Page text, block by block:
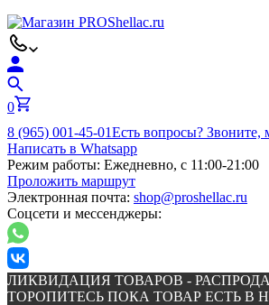
0
8 (965) 001-45-01Есть вопросы?
Написать в Whatsapp
Режим работы: Ежедневно, с 11:00-21:00
Проложить маршрут
Электронная почта: shop@proshellac.ru
Соцсети и мессенджеры:
ЛИКВИДАЦИЯ ТОВАРОВ -
ТОРОПИТЕСЬ ПОКА ТОВАР ЕСТЬ В